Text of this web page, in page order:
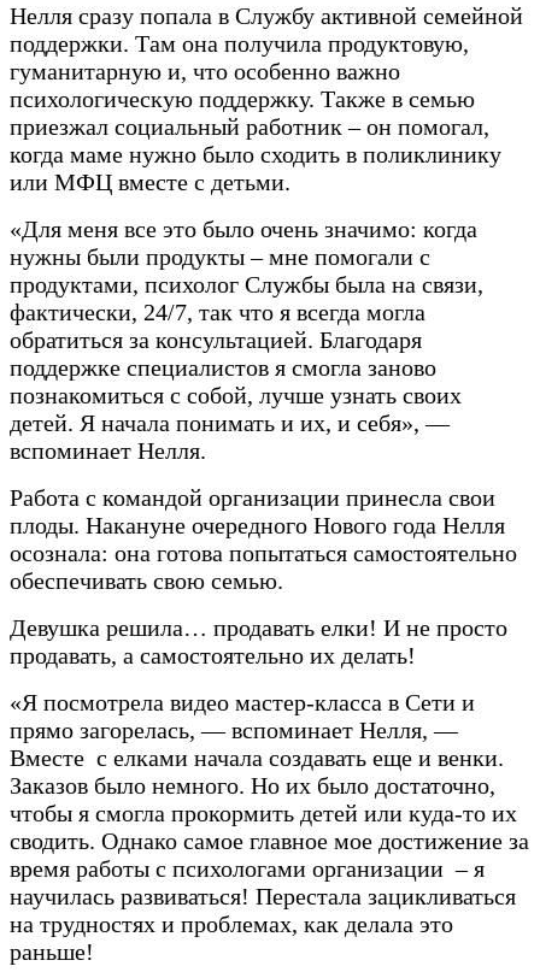
Нелля сразу попала в Службу активной семейной
поддержки. Там она получила продуктовую,
гуманитарную и, что особенно важно
психологическую поддержку. Также в семью
приезжал социальный работник – он помогал,
когда маме нужно было сходить в поликлинику
или МФЦ вместе с детьми.
«Для меня все это было очень значимо: когда
нужны были продукты – мне помогали с
продуктами, психолог Службы была на связи,
фактически, 24/7, так что я всегда могла
обратиться за консультацией. Благодаря
поддержке специалистов я смогла заново
познакомиться с собой, лучше узнать своих
детей. Я начала понимать и их, и себя», —
вспоминает Нелля.
Работа с командой организации принесла свои
плоды. Накануне очередного Нового года Нелля
осознала: она готова попытаться самостоятельно
обеспечивать свою семью.
Девушка решила… продавать елки! И не просто
продавать, а самостоятельно их делать!
«Я посмотрела видео мастер-класса в Сети и
прямо загорелась, — вспоминает Нелля, —
Вместе с елками начала создавать еще и венки.
Заказов было немного. Но их было достаточно,
чтобы я смогла прокормить детей или куда-то их
сводить. Однако самое главное мое достижение за
время работы с психологами организации – я
научилась развиваться! Перестала зацикливаться
на трудностях и проблемах, как делала это
раньше!